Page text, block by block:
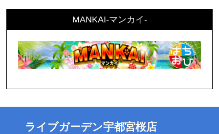
MANKAI-マンカイ-
ライブガーデン宇都宮桜店